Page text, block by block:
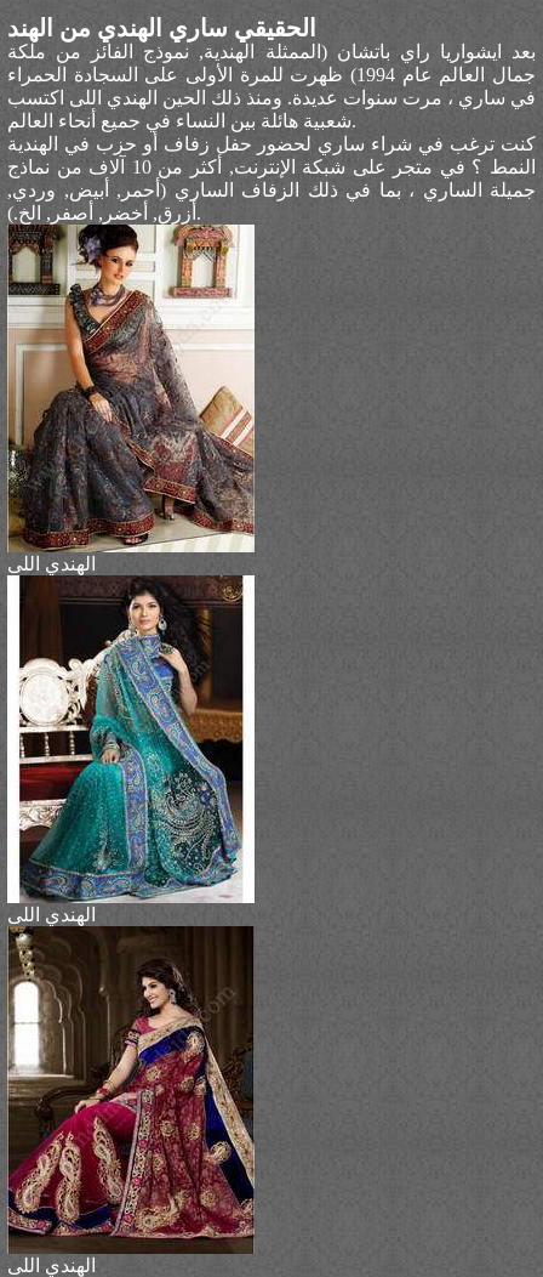
الحقيقي ساري الهندي من الهند
بعد ايشواريا راي باتشان (الممثلة الهندية, نموذج الفائز من ملكة
جمال العالم عام 1994) ظهرت للمرة الأولى على السجادة الحمراء
في ساري ، مرت سنوات عديدة. ومنذ ذلك الحين الهندي اللى اكتسب
شعبية هائلة بين النساء في جميع أنحاء العالم.
كنت ترغب في شراء ساري لحضور حفل زفاف أو حزب في الهندية
النمط ؟ في متجر على شبكة الإنترنت, أكثر من 10 آلاف من نماذج
جميلة الساري ، بما في ذلك الزفاف الساري (أحمر, أبيض, وردي,
أزرق, أخضر, أصفر, الخ.).
الهندي اللى
الهندي اللى
الهندي اللى